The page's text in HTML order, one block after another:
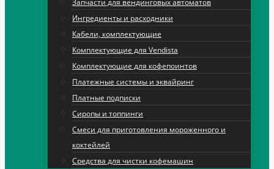
Запчасти для вендинговых автоматов
Ингредиенты и расходники
Кабели, комплектующие
Комплектующие для Vendista
Комплектующие для кофепоинтов
Платежные системы и эквайринг
Платные подписки
Сиропы и топпинги
Смеси для приготовления мороженного и
коктейлей
Средства для чистки кофемашин